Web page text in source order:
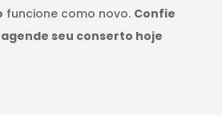
funcione como novo. Confie
seu conserto hoje